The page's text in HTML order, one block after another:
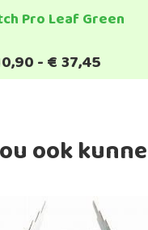
Pro Leaf Green
-€37,45
Dit
product
variaties.
Deze
kan
gekozen
ook